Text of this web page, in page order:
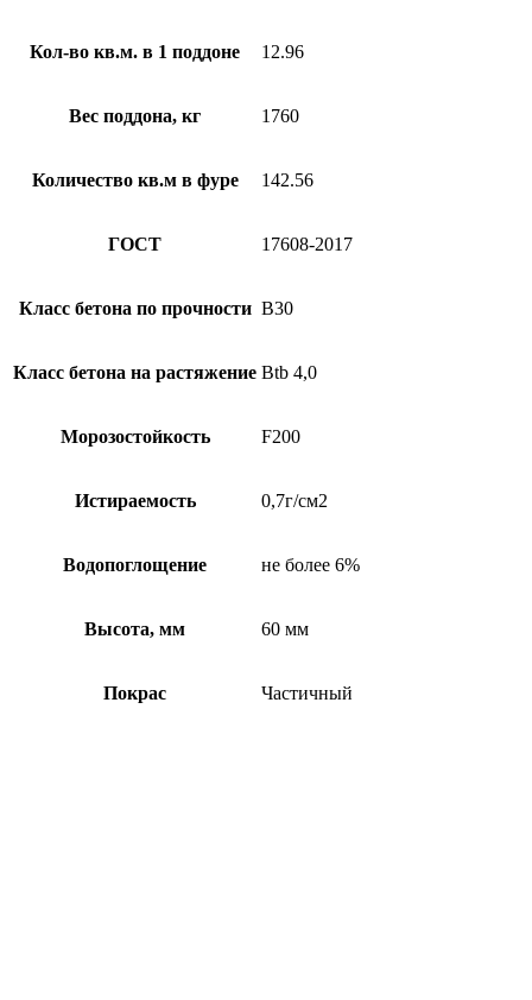
Кол-во кв.м. в 1 поддоне 12.96
Вес поддона, кг 1760
Количество кв.м в фуре 142.56
ГОСТ 17608-2017
Класс бетона по прочности B30
Класс бетона на растяжение Btb 4,0
Морозостойкость F200
Истираемость 0,7г/см2
Водопоглощение не более 6%
Высота, мм 60 мм
Покрас Частичный